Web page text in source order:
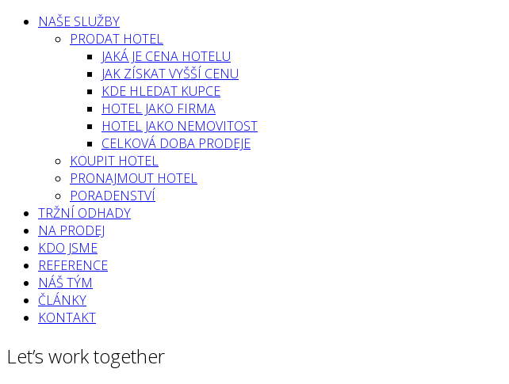
NAŠE SLUŽBY
PRODAT HOTEL
JAKÁ JE CENA HOTELU
JAK ZÍSKAT VYŠŠÍ CENU
KDE HLEDAT KUPCE
HOTEL JAKO FIRMA
HOTEL JAKO NEMOVITOST
CELKOVÁ DOBA PRODEJE
KOUPIT HOTEL
PRONAJMOUT HOTEL
PORADENSTVÍ
TRŽNÍ ODHADY
NA PRODEJ
KDO JSME
REFERENCE
NÁŠ TÝM
ČLÁNKY
KONTAKT
Let’s work together